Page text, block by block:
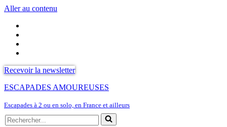
Aller au contenu
Recevoir la newsletter
ESCAPADES AMOUREUSES
Escapades à 2 ou en solo, en France et ailleurs
Rechercher...